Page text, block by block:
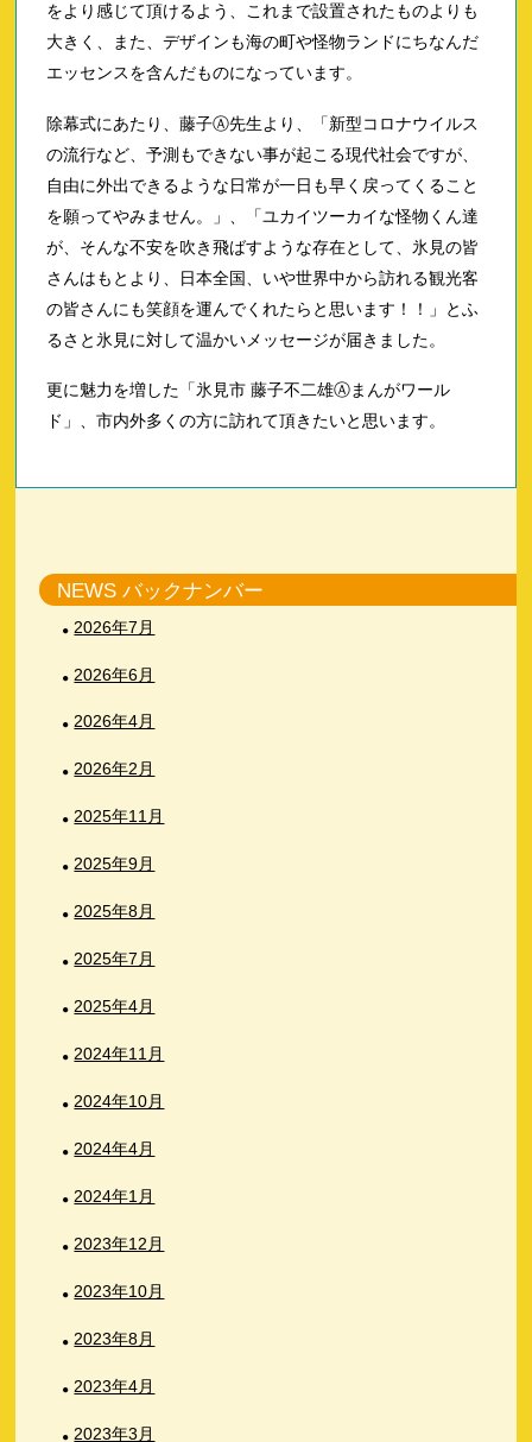
をより感じて頂けるよう、これまで設置されたものよりも
大きく、また、デザインも海の町や怪物ランドにちなんだ
エッセンスを含んだものになっています。
除幕式にあたり、藤子Ⓐ先生より、「新型コロナウイルス
の流行など、予測もできない事が起こる現代社会ですが、
自由に外出できるような日常が一日も早く戻ってくること
を願ってやみません。」、「ユカイツーカイな怪物くん達
が、そんな不安を吹き飛ばすような存在として、氷見の皆
さんはもとより、日本全国、いや世界中から訪れる観光客
の皆さんにも笑顔を運んでくれたらと思います！！」とふ
るさと氷見に対して温かいメッセージが届きました。
更に魅力を増した「氷見市 藤子不二雄Ⓐまんがワール
ド」、市内外多くの方に訪れて頂きたいと思います。
NEWS バックナンバー
2026年7月
2026年6月
2026年4月
2026年2月
2025年11月
2025年9月
2025年8月
2025年7月
2025年4月
2024年11月
2024年10月
2024年4月
2024年1月
2023年12月
2023年10月
2023年8月
2023年4月
2023年3月